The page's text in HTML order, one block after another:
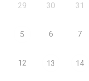
29 30 31
5 6 7
12 13 14